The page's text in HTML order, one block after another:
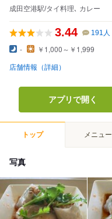
成田空港駅/タイ料理､ カレー
3.44 191 人
- ￥1,000～￥1,999
店舗情報（詳細）
アプリで開く
トップ メニュー
写真